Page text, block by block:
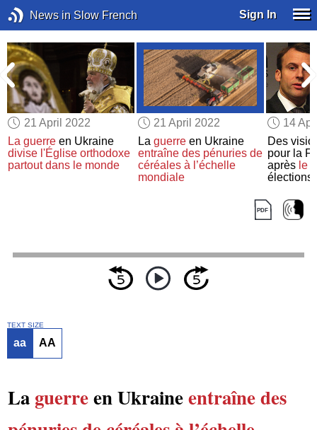
News in Slow French Sign In
21 April 2022
La guerre en Ukraine
divise l'Église orthodoxe
partout dans le monde
21 April 2022
La guerreen Ukraine
entraîne des pénuries de
céréales à l’échelle
mondiale
14
Des
pour la
après le
élections
TEXT SIZE
aa AA
La guerreen Ukraineentraînedes